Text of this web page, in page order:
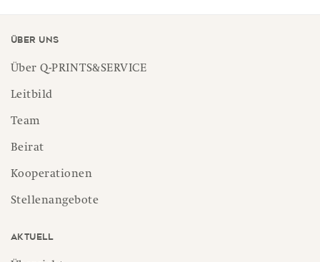
Über uns
Über Q-PRINTS&SERVICE
Leitbild
Team
Beirat
Kooperationen
Stellenangebote
Aktuell